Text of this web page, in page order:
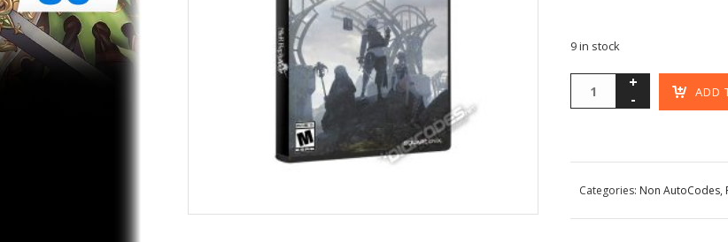
9 in stock
ADD
Categories: Non AutoCodes,